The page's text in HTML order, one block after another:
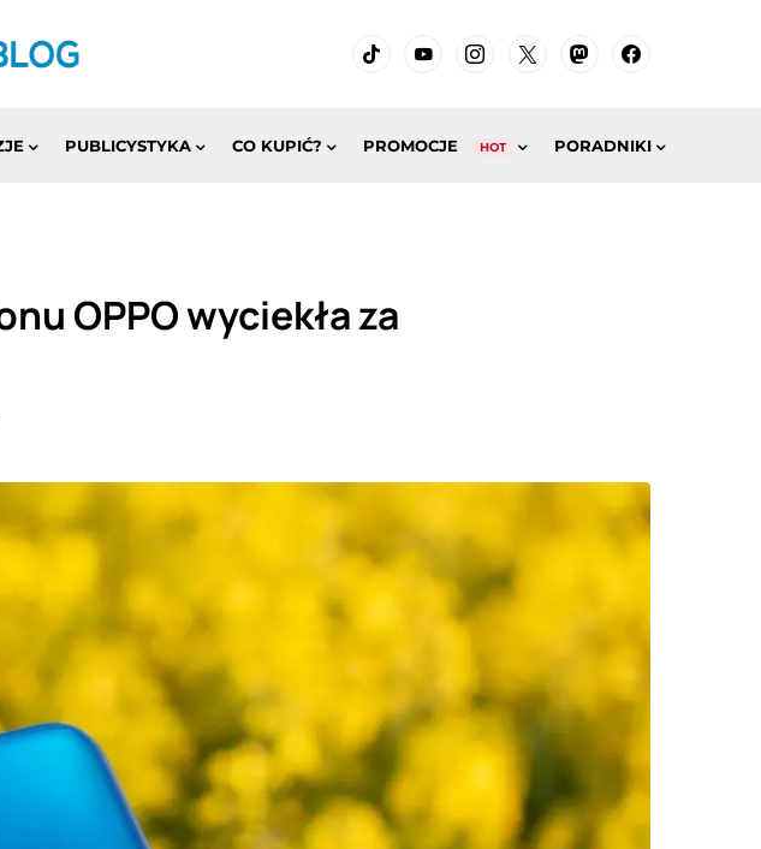
PUBLICYSTYKA CO KUPIĆ? PROMOCJE HOT PORADNIKI
OPPO wyciekła za